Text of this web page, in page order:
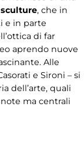
, che in
e in parte
di far
aprendo nuove
Alle
e Sironi – si
dell’arte, quali
ma centrali